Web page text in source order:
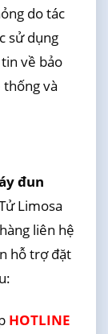
do tác
sử dụng
về bảo
và
đun
Limosa
liên hệ
hỗ trợ đặt
HOTLINE